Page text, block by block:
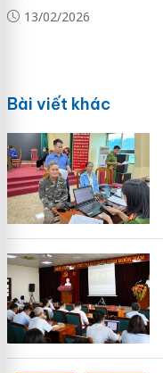
13/02/2026
Bài viết khác